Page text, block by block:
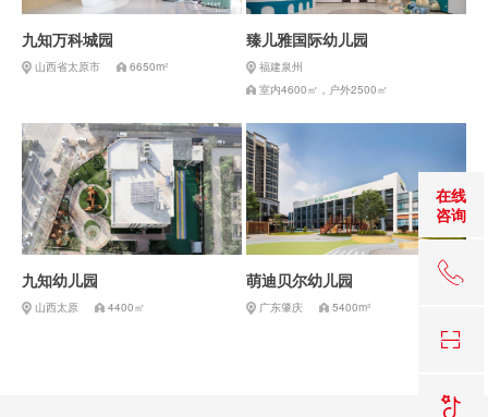
在线
咨询
九知万科城园
山西省太原市 6650m²
臻儿雅国际幼儿园
福建泉州
室内4600㎡，户外2500㎡
九知幼儿园
山西太原 4400㎡
萌迪贝尔幼儿园
广东肇庆 5400m²